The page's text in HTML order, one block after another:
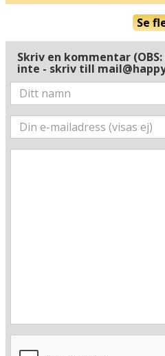
Romantik Hotel Bösehof
Hauptmann-Böse-Strasse 19
D-27624 Geestland
Tyskland
Din adress
Hitta
Se
Skriv en kommentar
inte - skriv till